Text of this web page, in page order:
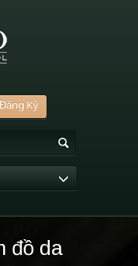
Đăng Ký
đồ da